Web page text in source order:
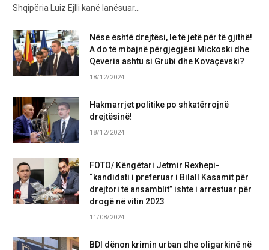
Shqipëria Luiz Ejlli kanë lanësuar…
Nëse është drejtësi, le të jetë për të gjithë!
A do të mbajnë përgjegjësi Mickoski dhe
Qeveria ashtu si Grubi dhe Kovaçevski?
18/12/2024
Hakmarrjet politike po shkatërrojnë
drejtësinë!
18/12/2024
FOTO/ Këngëtari Jetmir Rexhepi-
“kandidati i preferuar i Bilall Kasamit për
drejtori të ansamblit” ishte i arrestuar për
drogë në vitin 2023
11/08/2024
BDI dënon krimin urban dhe oligarkinë në